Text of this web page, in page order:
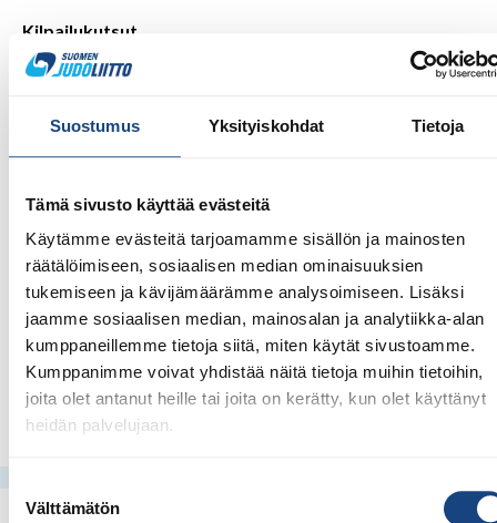
Suostumus Yksityiskohdat Tietoja
Tämä sivusto käyttää evästeitä
Käytämme evästeitä tarjoamamme sisällön ja mainosten
räätälöimiseen, sosiaalisen median ominaisuuksien
tukemiseen ja kävijämäärämme analysoimiseen. Lisäksi
jaamme sosiaalisen median, mainosalan ja analytiikka-alan
kumppaneillemme tietoja siitä, miten käytät sivustoamme.
Kumppanimme voivat yhdistää näitä tietoja muihin tietoihin,
joita olet antanut heille tai joita on kerätty, kun olet käyttänyt
heidän palvelujaan.
valinta
Välttämätön
Kilpailukutsut
Aikuisten yksilökilpailut 7.5.
Sovellettu judo 8.5.SM_KUTSU_Sovellettu
judo_8.5.2022_IDEAPARK_päivitetty_22.4.2022
Joukkuekilpailu 8.5.
2022_IDEAPARK_8.5._päivitetty 21.4.2022